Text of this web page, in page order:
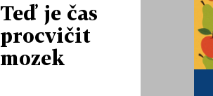
Teď je čas
procvičit
mozek